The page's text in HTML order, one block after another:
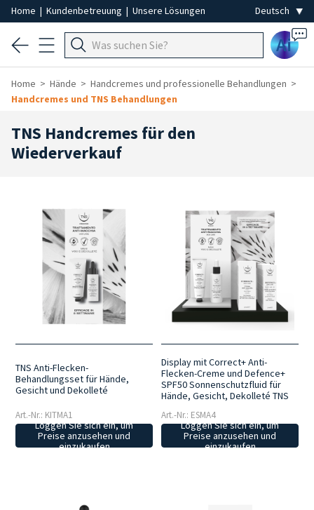
Home | Kundenbetreuung | Unsere Lösungen
Ai
Home Hände
Handcremes und professionelle Behandlungen
Handcremes und TNS Behandlungen
TNS Handcremes für den
Wiederverkauf
TNS Anti-Flecken-
Behandlungsset für Hände,
Gesicht und Dekolleté
Art.-Nr.: KITMA1
Loggen Sie sich ein, um
Preise anzusehen und
einzukaufen
Display mit Correct+ Anti-
Flecken-Creme und Defence+
SPF50 Sonnenschutzfluid für
Hände, Gesicht, Dekolleté TNS
Art.-Nr.: ESMA4
Loggen Sie sich ein, um
Preise anzusehen und
einzukaufen